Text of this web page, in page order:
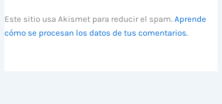
Este sitio usa Akismet para reducir el spam.Aprende
cómo se procesan los datos de tus comentarios.